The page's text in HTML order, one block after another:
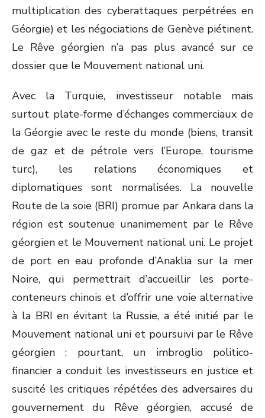
multiplication des cyberattaques perpétrées en
Géorgie) et les négociations de Genève piétinent.
Le Rêve géorgien n’a pas plus avancé sur ce
dossier que le Mouvement national uni.
Avec la Turquie, investisseur notable mais
surtout plate-forme d’échanges commerciaux de
la Géorgie avec le reste du monde (biens, transit
de gaz et de pétrole vers l’Europe, tourisme
turc), les relations économiques et
diplomatiques sont normalisées. La nouvelle
Route de la soie (BRI) promue par Ankara dans la
région est soutenue unanimement par le Rêve
géorgien et le Mouvement national uni. Le projet
de port en eau profonde d’Anaklia sur la mer
Noire, qui permettrait d’accueillir les porte-
conteneurs chinois et d’offrir une voie alternative
à la BRI en évitant la Russie, a été initié par le
Mouvement national uni et poursuivi par le Rêve
géorgien : pourtant, un imbroglio politico-
financier a conduit les investisseurs en justice et
suscité les critiques répétées des adversaires du
gouvernement du Rêve géorgien, accusé de